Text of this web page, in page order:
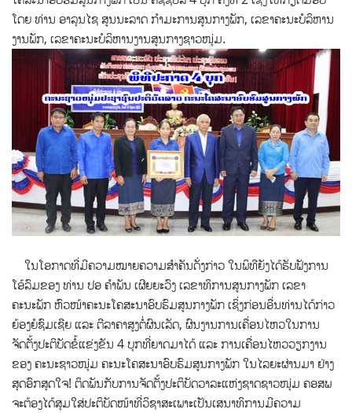
ໂດຍ ທ່ານ ອາລຸນໄຊ ສູນນະລາດ ກໍາມະການສູນກາງພັກ, ເລຂາຄະນະບໍລິຫານ
ງານພັກ, ເລຂາຄະນະບໍລິຫານງານສູນກາງຊາວໜຸ່ມ.
ໃນໂອກາດທີ່ມີຄວາມໝາຍຄວາມສໍາຄັນດັ່ງກ່າວ ໃນພິທີຍັງໄດ້ຮັບຟັງການ
ໂອ້ລົມຂອງ ທ່ານ ປອ ຄໍາພັນ ເຜີຍຍະວົງ ເລຂາທິການສູນກາງພັກ ເລຂາ
ຄະນະພັກ ຫົວໜ້າຄະນະໂຄສະນາອົບຮົມສູນກາງພັກ ເຊິ່ງກ່ອນອື່ນທ່ານໄດ້ກ່າວ
ຍ້ອງຍໍຊົມເຊີຍ ແລະ ຕີລາຄາສູງຕໍ່ຜົນເລັດ, ຜົນງານການເຄື່ອນໄຫວໃນການ
ຈັດຕັ້ງປະຕິບັດຂໍ້ແຂ່ງຂັນ 4 ບຸກທີ່ຍາດມາໄດ້ ແລະ ການເຄື່ອນໄຫວວຽກງານ
ຂອງ ຄະນະຊາວໜຸ່ມ ຄະນະໂຄສະນາອົບຮົມສູນກາງພັກ ໃນໄລຍະຜ່ານມາ ຢ່າງ
ສຸດອົກສຸດໃຈ! ຕິດພັນກັບການຈັດຕັ້ງປະຕິບັດວາລະແຫ່ງຊາດຊາວໜຸ່ມ ຄອສພ
ຈະຕ້ອງໄດ້ສຸມໃສ່ປະຕິບັດໜ້າທີ່ວິຊາສະເພາະເປັນເສນາທິການມີຄວາມ